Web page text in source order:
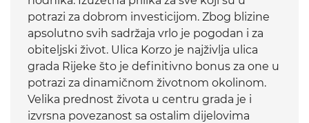
potrazi za dobrom investicijom. Zbog blizine
apsolutno svih sadržaja vrlo je pogodan i za
obiteljski život. Ulica Korzo je najživlja ulica
grada Rijeke što je definitivno bonus za one u
potrazi za dinamičnom životnom okolinom.
Velika prednost života u centru grada je i
izvrsna povezanost sa ostalim dijelovima